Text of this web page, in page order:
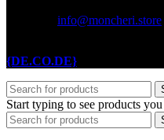
info@moncheri.store
{DE.CO.DE}
Start typing to see products